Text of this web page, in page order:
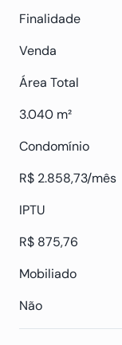
Finalidade
Venda
Área Total
3.040 m²
Condomínio
R$ 2.858,73/mês
IPTU
R$ 875,76
Mobiliado
Não